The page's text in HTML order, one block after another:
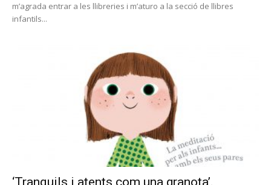
m’agrada entrar a les llibreries i m’aturo a la secció de llibres
infantils...
‘Tranquils i atents com una granota’,